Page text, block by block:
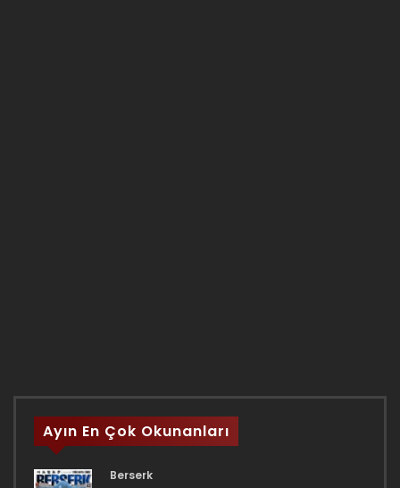
Ayın En Çok Okunanları
Berserk